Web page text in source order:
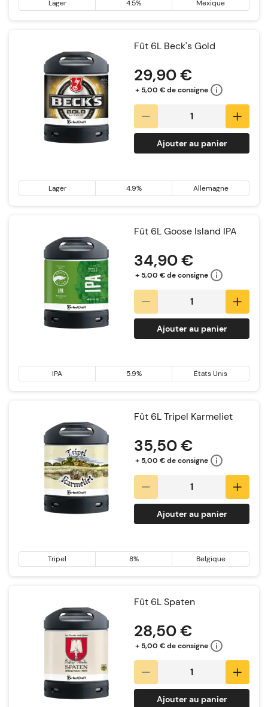
Lager 4.5% Mexique
Fût 6L Beck's Gold
29,90 €
+ 5,00 € de consigne
Ajouter au panier
Lager 4.9% Allemagne
Fût 6L Goose Island IPA
34,90 €
+ 5,00 € de consigne
Ajouter au panier
IPA 5.9% États Unis
Fût 6L Tripel Karmeliet
35,50 €
+ 5,00 € de consigne
Ajouter au panier
Tripel 8% Belgique
Fût 6L Spaten
28,50 €
+ 5,00 € de consigne
Ajouter au panier